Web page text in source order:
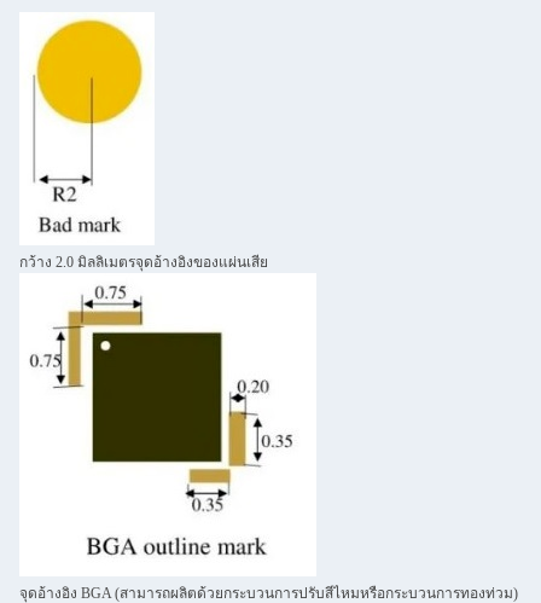
กว้าง 2.0 มิลลิเมตรจุดอ้างอิงของแผ่นเสีย
จุดอ้างอิง BGA (สามารถผลิตด้วยกระบวนการปรับสีไหมหรือกระบวนการทองท่วม)